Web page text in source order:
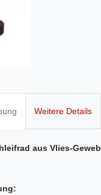
Weitere Details
aus Vlies-